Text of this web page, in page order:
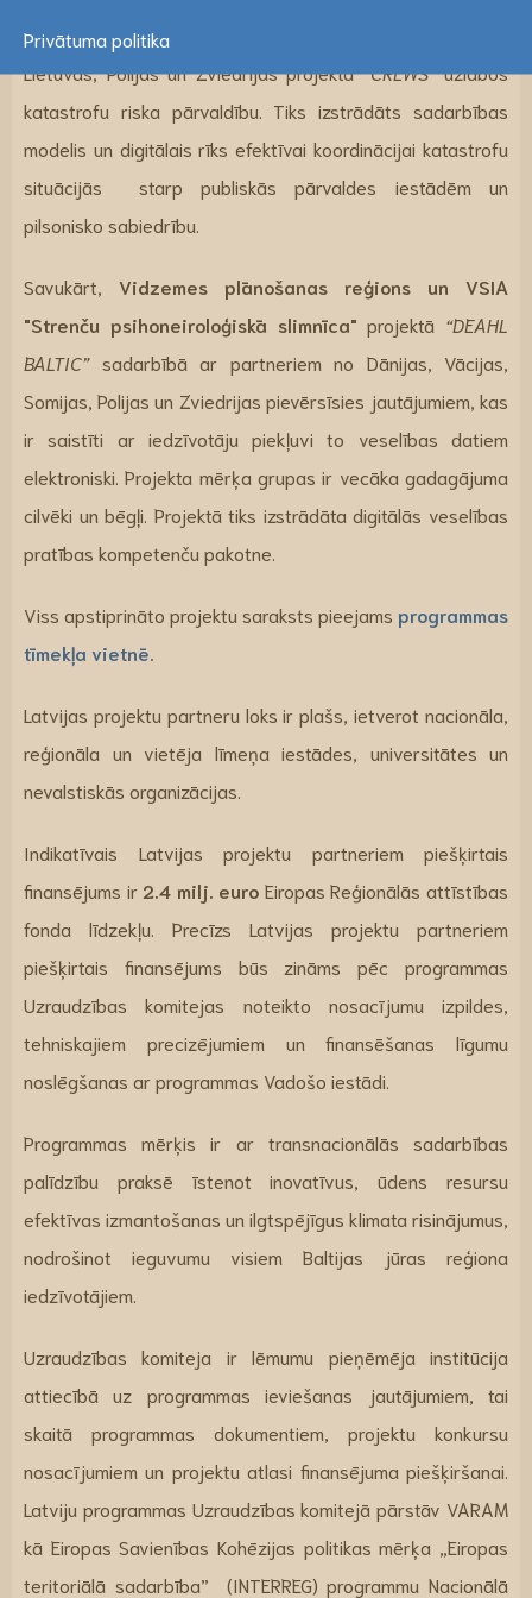
partneriem no Dānijas, Vācijas, Igaunijas, Somijas,
Lietuvas, Polijas un Zviedrijas projektā“CREWS”uzlabos
katastrofu riska pārvaldību. Tiks izstrādāts sadarbības
modelis un digitālais rīks efektīvai koordinācijai katastrofu
situācijās starp publiskās pārvaldes iestādēm un
pilsonisko sabiedrību.
Savukārt, Vidzemes plānošanas reģions un VSIA
"Strenču psihoneiroloģiskā slimnīca" projektā “DEAHL
BALTIC” sadarbībā ar partneriem no Dānijas, Vācijas,
Somijas, Polijas un Zviedrijas pievērsīsies jautājumiem, kas
ir saistīti ar iedzīvotāju piekļuvi to veselības datiem
elektroniski. Projekta mērķa grupas ir vecāka gadagājuma
cilvēki un bēgļi. Projektā tiks izstrādāta digitālās veselības
pratības kompetenču pakotne.
Viss apstiprināto projektu saraksts pieejams programmas
tīmekļa vietnē.
Latvijas projektu partneru loks ir plašs, ietverot nacionāla,
reģionāla un vietēja līmeņa iestādes, universitātes un
nevalstiskās organizācijas.
Indikatīvais Latvijas projektu partneriem piešķirtais
finansējums ir 2.4 milj. euro Eiropas Reģionālās attīstības
fonda līdzekļu. Precīzs Latvijas projektu partneriem
piešķirtais finansējums būs zināms pēc programmas
Uzraudzības komitejas noteikto nosacījumu izpildes,
tehniskajiem precizējumiem un finansēšanas līgumu
noslēgšanas ar programmas Vadošo iestādi.
Programmas mērķis ir ar transnacionālās sadarbības
palīdzību praksē īstenot inovatīvus, ūdens resursu
efektīvas izmantošanas un ilgtspējīgus klimata risinājumus,
nodrošinot ieguvumu visiem Baltijas jūras reģiona
iedzīvotājiem.
Uzraudzības komiteja ir lēmumu pieņēmēja institūcija
attiecībā uz programmas ieviešanas jautājumiem, tai
skaitā programmas dokumentiem, projektu konkursu
nosacījumiem un projektu atlasi finansējuma piešķiršanai.
Latviju programmas Uzraudzības komitejā pārstāv VARAM
kā Eiropas Savienības Kohēzijas politikas mērķa „Eiropas
teritoriālā sadarbība” (INTERREG) programmu Nacionālā
Privātuma politika